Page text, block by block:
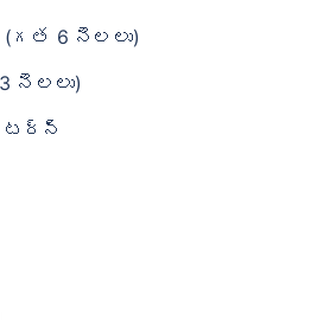
6 నెలలు)
నెలలు)